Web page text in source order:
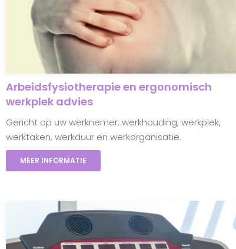
Arbeidsfysiotherapie en ergonomisch
werkplek advies
Gericht op uw werknemer: werkhouding, werkplek,
werktaken, werkduur en werkorganisatie.
MEER INFORMATIE